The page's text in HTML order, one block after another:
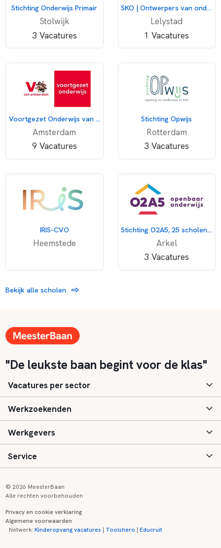
Stichting Onderwijs Primair
Stolwijk
3 Vacatures
SKO | Ontwerpers van onderwijs
Lelystad
1 Vacatures
Voortgezet Onderwijs van Amsterdam
Amsterdam
9 Vacatures
Stichting Opwijs
Rotterdam
3 Vacatures
IRIS-CVO
Heemstede
Stichting O2A5, 25 scholen voor openbaar onderwijs
Arkel
3 Vacatures
Bekijk alle scholen
"De leukste baan begint voor de klas"
Vacatures per sector
Basisonderwijs
Speciaal (basis) onderwijs
Voortgezet onderwijs
Kinderopvang
Werkzoekenden
Aanmelden
Vacatures
Zij-instroom informatie
Werkgevers
Inloggen
Registreren
Service
Onderwijs links
© 2026 MeesterBaan
Alle rechten voorbehouden
Privacy en cookie verklaring
Algemene voorwaarden
Netwerk:Kinderopvang vacatures | Toolshero |Educruit